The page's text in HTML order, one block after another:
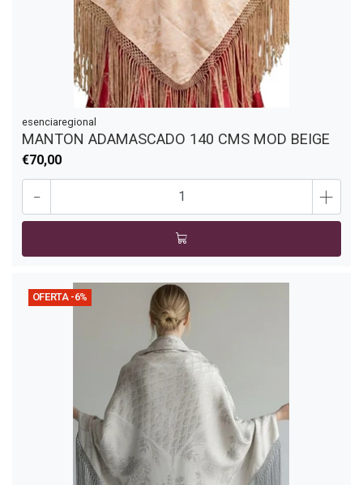
esenciaregional
MANTON ADAMASCADO 140 CMS MOD BEIGE
€70,00
- +
OFERTA -6%